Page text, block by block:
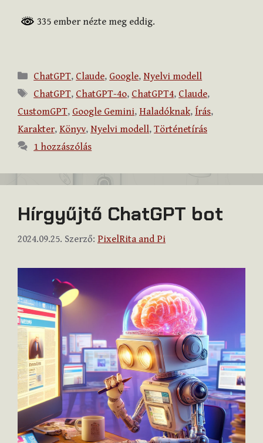
335 ember nézte meg eddig.
Kategória
ChatGPT, Claude, Google, Nyelvi modell
Címkék
ChatGPT, ChatGPT-4o, ChatGPT4, Claude,
CustomGPT, Google Gemini, Haladóknak, Írás,
Karakter, Könyv, Nyelvi modell, Történetírás
1 hozzászólás
Hírgyűjtő ChatGPT bot
2024.09.25. Szerző: PixelRita and Pi